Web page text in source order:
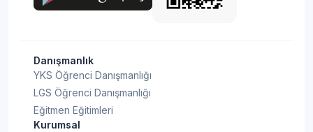
Danışmanlık
YKS Öğrenci Danışmanlığı
LGS Öğrenci Danışmanlığı
Eğitmen Eğitimleri
Kurumsal